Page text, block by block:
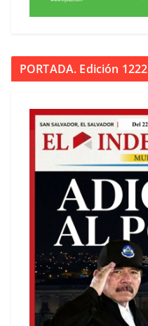
PORTADA. Edición 1222